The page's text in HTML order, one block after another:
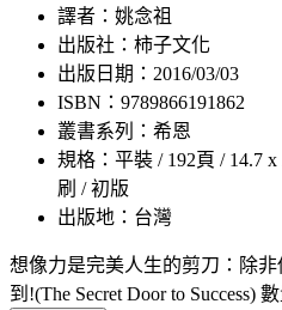
譯者：姚念祖
出版社：柿子文化
出版日期：2016/03/03
ISBN：9789866191862
叢書系列：希恩
規格：平裝 / 192頁 / 14.7
刷 / 初版
出版地：台灣
想像力是完美人生的剪刀：除
到!(The Secret Door to Success)